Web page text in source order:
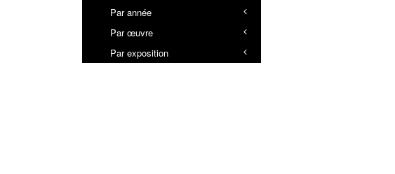
H
I
K
1996-2020 : 25 anni di
artecinema
20th Century & Contemporary
Par année
Par œuvre
Par exposition